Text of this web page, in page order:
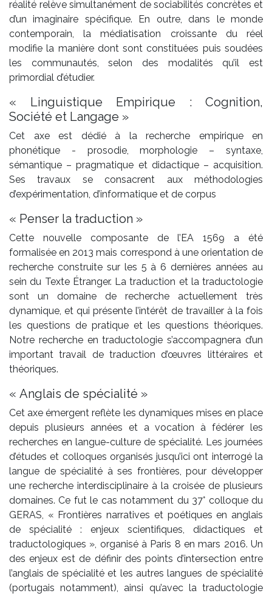
réalité relève simultanément de sociabilités concrètes et
d’un imaginaire spécifique. En outre, dans le monde
contemporain, la médiatisation croissante du réel
modifie la manière dont sont constituées puis soudées
les communautés, selon des modalités qu’il est
primordial d’étudier.
« Linguistique Empirique : Cognition,
Société et Langage »
Cet axe est dédié à la recherche empirique en
phonétique - prosodie, morphologie – syntaxe,
sémantique – pragmatique et didactique – acquisition.
Ses travaux se consacrent aux méthodologies
d’expérimentation, d’informatique et de corpus
« Penser la traduction »
Cette nouvelle composante de l’EA 1569 a été
formalisée en 2013 mais correspond à une orientation de
recherche construite sur les 5 à 6 dernières années au
sein du Texte Étranger. La traduction et la traductologie
sont un domaine de recherche actuellement très
dynamique, et qui présente l’intérêt de travailler à la fois
les questions de pratique et les questions théoriques.
Notre recherche en traductologie s’accompagnera d’un
important travail de traduction d’œuvres littéraires et
théoriques.
« Anglais de spécialité »
Cet axe émergent reflète les dynamiques mises en place
depuis plusieurs années et a vocation à fédérer les
recherches en langue-culture de spécialité. Les journées
d’études et colloques organisés jusqu’ici ont interrogé la
langue de spécialité à ses frontières, pour développer
une recherche interdisciplinaire à la croisée de plusieurs
domaines. Ce fut le cas notamment du 37° colloque du
GERAS, « Frontières narratives et poétiques en anglais
de spécialité : enjeux scientifiques, didactiques et
traductologiques », organisé à Paris 8 en mars 2016. Un
des enjeux est de définir des points d’intersection entre
l’anglais de spécialité et les autres langues de spécialité
(portugais notamment), ainsi qu’avec la traductologie